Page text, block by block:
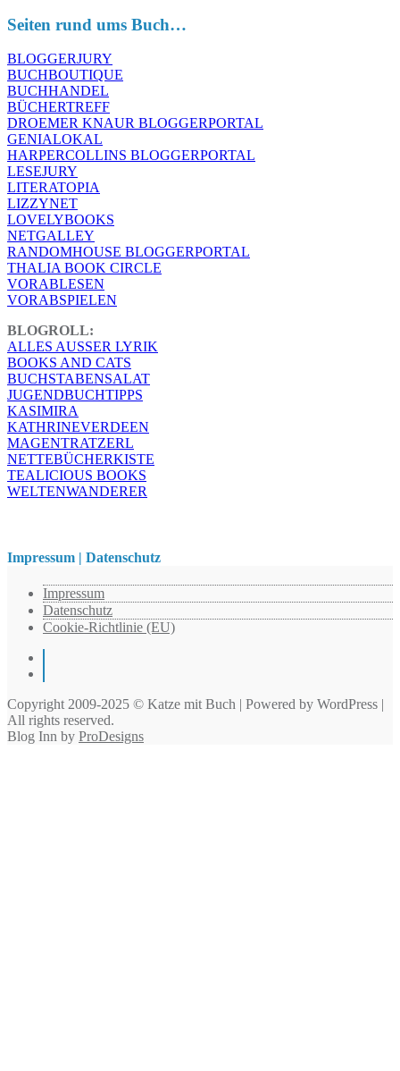
Seiten rund ums Buch…
BLOGGERJURY
BUCHBOUTIQUE
BUCHHANDEL
BÜCHERTREFF
DROEMER KNAUR BLOGGERPORTAL
GENIALOKAL
HARPERCOLLINS BLOGGERPORTAL
LESEJURY
LITERATOPIA
LIZZYNET
LOVELYBOOKS
NETGALLEY
RANDOMHOUSE BLOGGERPORTAL
THALIA BOOK CIRCLE
VORABLESEN
VORABSPIELEN
BLOGROLL:
ALLES AUSSER LYRIK
BOOKS AND CATS
BUCHSTABENSALAT
JUGENDBUCHTIPPS
KASIMIRA
KATHRINEVERDEEN
MAGENTRATZERL
NETTEBÜCHERKISTE
TEALICIOUS BOOKS
WELTENWANDERER
Impressum | Datenschutz
Impressum
Datenschutz
Cookie-Richtlinie (EU)
Copyright 2009-2025 © Katze mit Buch | Powered by WordPress |
All rights reserved.
Blog Inn by ProDesigns